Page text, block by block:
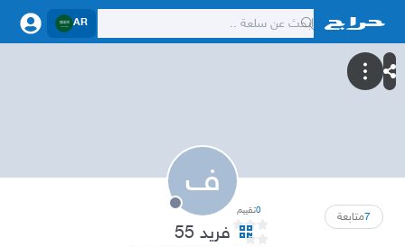
AR
ف
7متابعة 0تقييم
فريد 55